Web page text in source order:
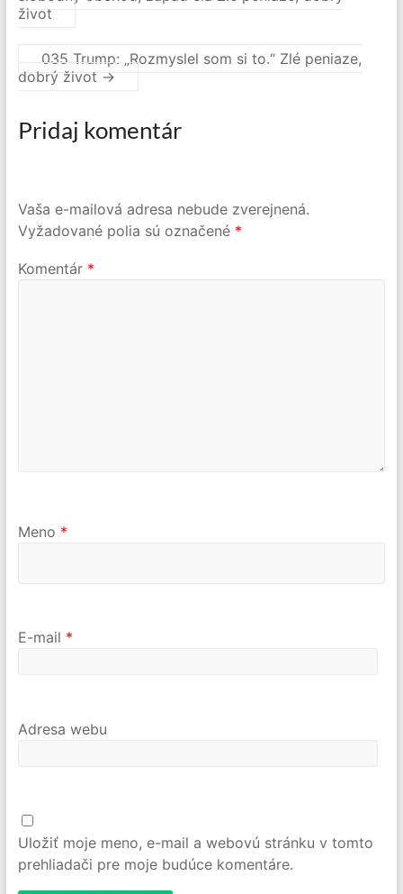
život
035 Trump: „Rozmyslel som si to.“ Zlé peniaze,
dobrý život →
Pridaj komentár
Vaša e-mailová adresa nebude zverejnená.
Vyžadované polia sú označené *
Komentár *
Meno *
E-mail *
Adresa webu
Uložiť moje meno, e-mail a webovú stránku v tomto
prehliadači pre moje budúce komentáre.